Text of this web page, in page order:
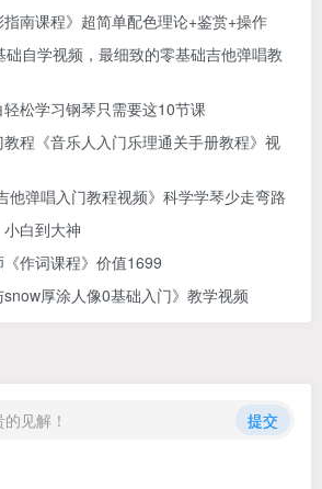
指南课程》超简单配色理论+鉴赏+操作
自学视频，最细致的零基础吉他弹唱教
轻松学习钢琴只需要这10节课
程《音乐人入门乐理通关手册教程》视
他弹唱入门教程视频》科学学琴少走弯路
小白到大神
作词课程》价值1699
厚涂人像0基础入门》教学视频
见解！ 提交